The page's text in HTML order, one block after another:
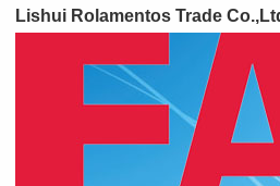
Lishui Rolamentos Trade